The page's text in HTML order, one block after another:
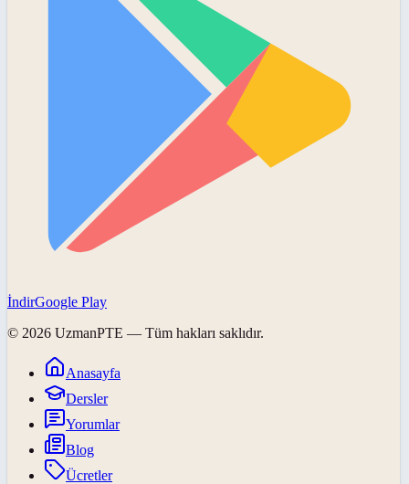
İndirGoogle Play
© 2026 UzmanPTE — Tüm hakları saklıdır.
Anasayfa
Dersler
Yorumlar
Blog
Ücretler